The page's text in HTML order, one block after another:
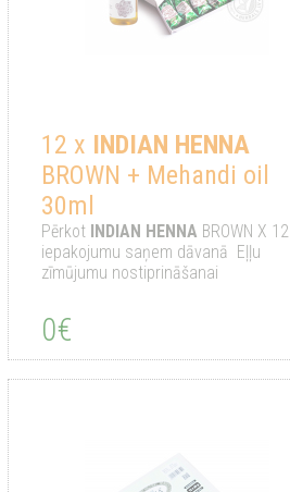
12 x INDIAN HENNA
BROWN + Mehandi oil
30ml
Pērkot INDIAN HENNA BROWN X 12
iepakojumu saņem dāvanā Eļļu
zīmūjumu nostiprināšanai
0€